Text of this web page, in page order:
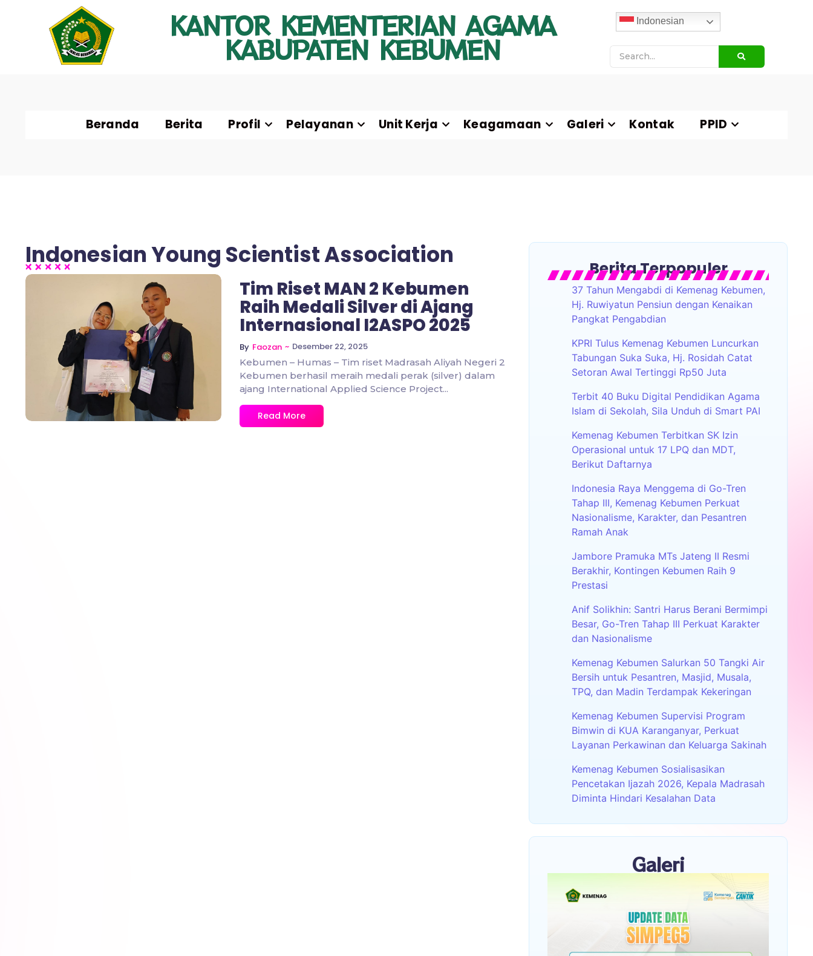
KANTOR KEMENTERIAN AGAMA
KABUPATEN KEBUMEN
Indonesian
Beranda Berita Profil Pelayanan Unit Kerja Keagamaan Galeri Kontak PPID
Indonesian Young Scientist Association
No Comments
Tim Riset MAN 2 Kebumen
Raih Medali Silver di Ajang
Internasional I2ASPO 2025
By Faozan ~ Desember 22, 2025
Kebumen – Humas – Tim riset Madrasah Aliyah Negeri 2
Kebumen berhasil meraih medali perak (silver) dalam
ajang International Applied Science Project...
Read More
Berita Terpopuler
37 Tahun Mengabdi di Kemenag Kebumen,
Hj. Ruwiyatun Pensiun dengan Kenaikan
Pangkat Pengabdian
KPRI Tulus Kemenag Kebumen Luncurkan
Tabungan Suka Suka, Hj. Rosidah Catat
Setoran Awal Tertinggi Rp50 Juta
Terbit 40 Buku Digital Pendidikan Agama
Islam di Sekolah, Sila Unduh di Smart PAI
Kemenag Kebumen Terbitkan SK Izin
Operasional untuk 17 LPQ dan MDT,
Berikut Daftarnya
Indonesia Raya Menggema di Go-Tren
Tahap III, Kemenag Kebumen Perkuat
Nasionalisme, Karakter, dan Pesantren
Ramah Anak
Jambore Pramuka MTs Jateng II Resmi
Berakhir, Kontingen Kebumen Raih 9
Prestasi
Anif Solikhin: Santri Harus Berani Bermimpi
Besar, Go-Tren Tahap III Perkuat Karakter
dan Nasionalisme
Kemenag Kebumen Salurkan 50 Tangki Air
Bersih untuk Pesantren, Masjid, Musala,
TPQ, dan Madin Terdampak Kekeringan
Kemenag Kebumen Supervisi Program
Bimwin di KUA Karanganyar, Perkuat
Layanan Perkawinan dan Keluarga Sakinah
Kemenag Kebumen Sosialisasikan
Pencetakan Ijazah 2026, Kepala Madrasah
Diminta Hindari Kesalahan Data
Galeri